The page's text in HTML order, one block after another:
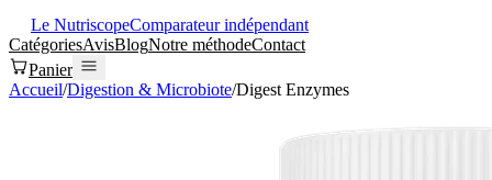
Le NutriscopeComparateur indépendant
CatégoriesAvisBlogNotre méthodeContact
Panier
Accueil/Digestion & Microbiote/Digest Enzymes